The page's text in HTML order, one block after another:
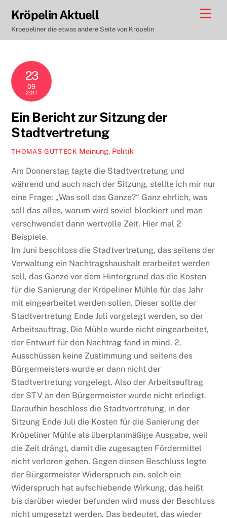
content
Kröpelin Aktuell
Kroepeliner die etwas andere Seite von Kröpelin
23
09
2011
Ein Bericht zur Sitzung der
Stadtvertretung
THOMAS GUTTECK Meinung, Politik
Am Donnerstag tagte die Stadtvertretung und
während und auch nach der Sitzung, stellte ich mir nur
eine Frage: „Was soll das Ganze?“ Ganz ehrlich, was
soll das alles, warum wird soviel blockiert und man
verschwendet dann wertvolle Zeit. Hier mal 2
Beispiele.
Im Juni beschloss die Stadtvertretung, das seitens der
Verwaltung ein Nachtragshaushalt erarbeitet werden
soll, das Ganze vor dem Hintergrund das die Kosten
für die Sanierung der Kröpeliner Mühle für das Jahr
mit eingearbeitet werden sollen. Dieser sollte der
Stadtvertretung Ende Juli vorgelegt werden, so der
Arbeitsauftrag. Die Mühle wurde nicht eingearbeitet,
der Entwurf für den Nachtrag fand in mind. 2.
Ausschüssen keine Zustimmung und seitens des
Bürgermeisters wurde er dann nicht der
Stadtvertretung vorgelegt. Also der Arbeitsauftrag
der STV an den Bürgermeister wurde nicht erledigt.
Daraufhin beschloss die Stadtvertretung, in der
Sitzung Ende Juli die Kosten für die Sanierung der
Kröpeliner Mühle als überplanmäßige Ausgabe, weil
die Zeit drängt, damit die zugesagten Fördermittel
nicht verloren gehen. Gegen diesen Beschluss legte
der Bürgermeister Widerspruch ein, solch ein
Widerspruch hat aufschiebende Wirkung, das heißt
bis darüber wieder befunden wird muss der Beschluss
nicht umgesetzt werden. Das bedeutet, das wieder